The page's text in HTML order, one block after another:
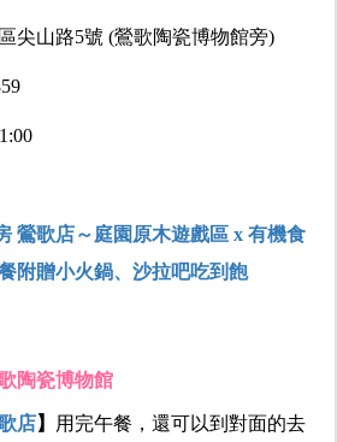
尖山路5號 (鶯歌陶瓷博物館旁)
鶯歌店～庭園原木遊戲區 x 有機食
附贈小火鍋、沙拉吧吃到飽
陶瓷博物館
店】
用完午餐，還可以到對面的去